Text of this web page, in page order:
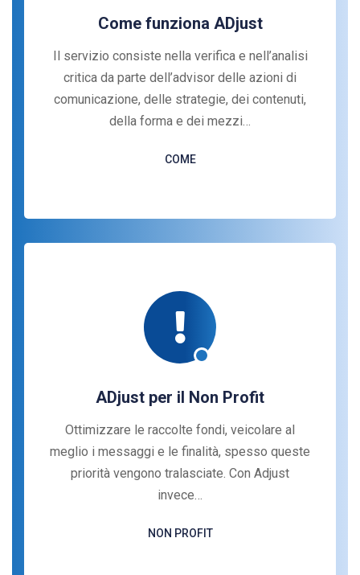
Come funziona ADjust
Il servizio consiste nella verifica e nell’analisi
critica da parte dell’advisor delle azioni di
comunicazione, delle strategie, dei contenuti,
della forma e dei mezzi…
COME
ADjust per il Non Profit
Ottimizzare le raccolte fondi, veicolare al
meglio i messaggi e le finalità, spesso queste
priorità vengono tralasciate. Con Adjust
invece…
NON PROFIT